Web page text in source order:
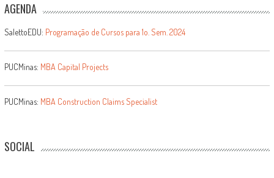
AGENDA
SalettoEDU: Programação de Cursos para 1o. Sem. 2024
PUCMinas: MBA Capital Projects
PUCMinas: MBA Construction Claims Specialist
SOCIAL